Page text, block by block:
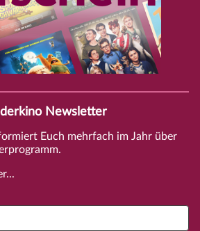
Newsletter
Euch mehrfach im Jahr über